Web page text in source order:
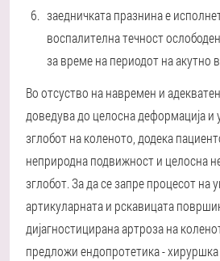
заедничката празнина е
воспалителна течност
за време на периодот на акутно
Во отсуство на навремен и
доведува до целосна деформација
зглобот на коленото, додека
неприродна подвижност и целосна
зглобот. За да се запре процесот на
артикуларната и рскавицата
дијагностицирана артроза на
предложи ендопротетика - хируршка